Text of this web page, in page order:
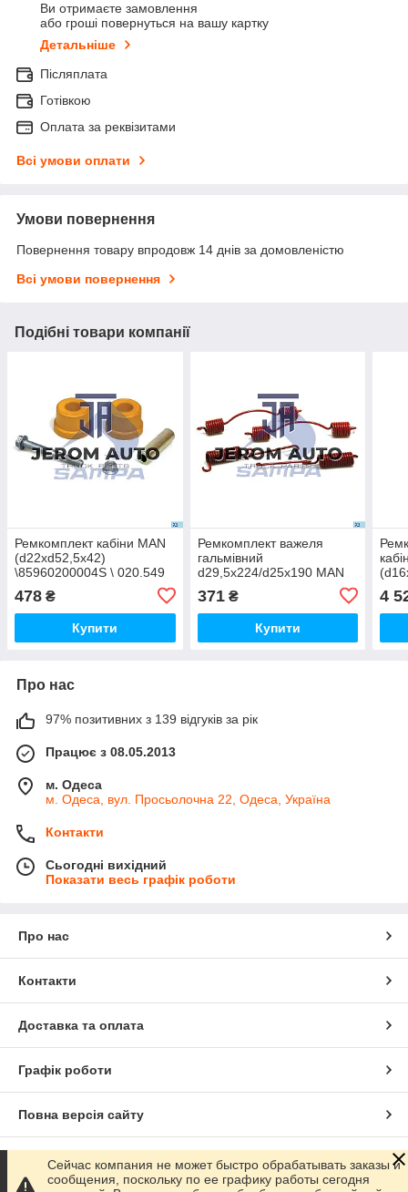
Ви отримаєте замовлення
або гроші повернуться на вашу картку
Детальніше
Післяплата
Готівкою
Оплата за реквізитами
Всі умови оплати
Умови повернення
Повернення товару впродовж 14 днів за домовленістю
Всі умови повернення
Подібні товари компанії
Ремкомплект кабіни MAN
(d22xd52,5x42)
\85960200004S \ 020.549
478 ₴
Купити
Ремкомплект важеля
гальмівний
d29,5x224/d25x190 MAN
371₴
Купити
4
Про нас
97% позитивних з 139 відгуків за рік
Працює з 08.05.2013
м. Одеса
м. Одеса, вул. Просьолочна 22, Одеса, Україна
Контакти
Сьогодні вихідний
Показати весь графік роботи
Про нас
Контакти
Доставка та оплата
Графік роботи
Повна версія сайту
Сайт створено на маркетплейсі Prom.ua
Сейчас компания не может быстро обрабатывать заказы и
сообщения, поскольку по ее графику работы сегодня